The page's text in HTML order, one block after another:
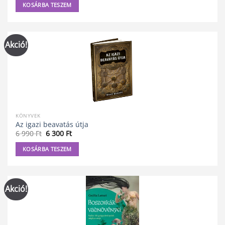
was:
5
200 Ft. 000 Ft.
KOSÁRBA TESZEM
Akció!
KÖNYVEK
Az igazi beavatás útja
6 990Ft Original
was:
6
990 Ft.
6 300 FtCurrent
300 Ft.
KOSÁRBA TESZEM
Akció!